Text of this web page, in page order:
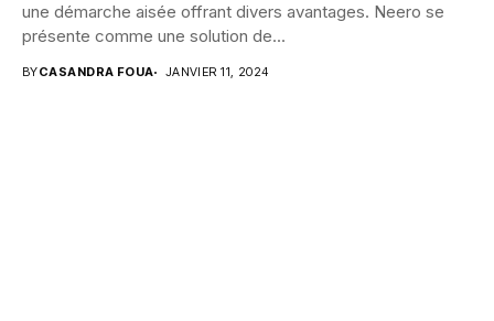
une démarche aisée offrant divers avantages. Neero se
présente comme une solution de...
BYCASANDRA FOUA JANVIER 11, 2024